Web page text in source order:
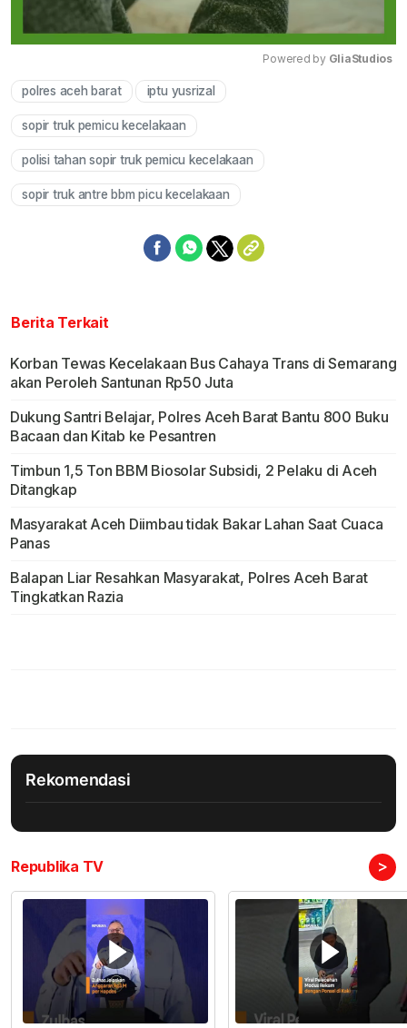
Powered by GliaStudios
polres aceh barat iptu yusrizal
sopir truk pemicu kecelakaan
polisi tahan sopir truk pemicu kecelakaan
sopir truk antre bbm picu kecelakaan
Berita Terkait
Korban Tewas Kecelakaan Bus Cahaya Trans di Semarang
akan Peroleh Santunan Rp50 Juta
Dukung Santri Belajar, Polres Aceh Barat Bantu 800 Buku
Bacaan dan Kitab ke Pesantren
Timbun 1,5 Ton BBM Biosolar Subsidi, 2 Pelaku di Aceh
Ditangkap
Masyarakat Aceh Diimbau tidak Bakar Lahan Saat Cuaca
Panas
Balapan Liar Resahkan Masyarakat, Polres Aceh Barat
Tingkatkan Razia
Rekomendasi
Republika TV >